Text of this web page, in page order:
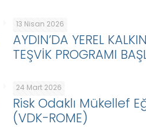
13 Nisan 2026
AYDIN’DA YEREL
TEŞVİK PROGRAMI
24 Mart 2026
Risk Odaklı Mükellef
(VDK-ROME)